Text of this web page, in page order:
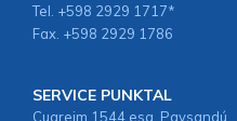
Tel. +598 2929 1717*
Fax. +598 2929 1786
SERVICE PUNKTAL
Cuareim 1544 esq. Paysandú.